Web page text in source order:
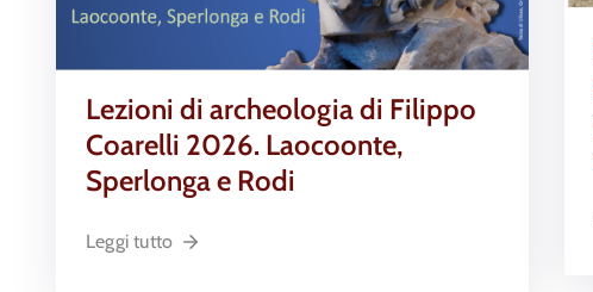
Lezioni di archeologia di Filippo
Coarelli 2026. Laocoonte,
Sperlonga e Rodi
Leggi tutto